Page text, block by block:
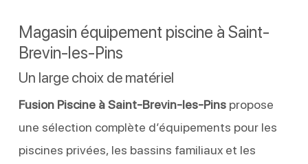
Magasin équipement piscine à Saint-
Brevin-les-Pins
Un large choix de matériel
Fusion Piscine à Saint-Brevin-les-Pinspropose
une sélection complète d’équipements pour les
piscines privées, les bassins familiaux et les